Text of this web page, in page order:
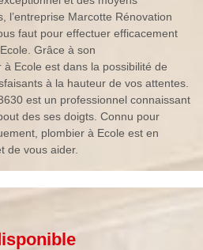
l’entreprise Marcotte Rénovation
faut pour effectuer efficacement
Grâce à son
Ecole est dans la possibilité de
à la hauteur de vos attentes.
est un professionnel connaissant
des ses doigts. Connu pour
plombier à Ecole est en
de vous aider.